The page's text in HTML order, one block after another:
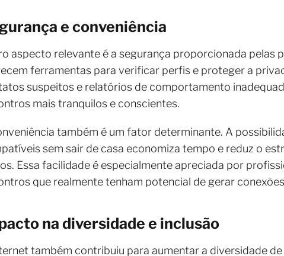
e conveniência
aspecto relevante é a segurança proporcionada
ferramentas para verificar perfis e proteger a
suspeitos e relatórios de comportamento
mais tranquilos e conscientes.
também é um fator determinante. A
sem sair de casa economiza tempo e reduz o
Essa facilidade é especialmente apreciada por
que realmente tenham potencial de gerar
na diversidade e inclusão
também contribuiu para aumentar a diversidade